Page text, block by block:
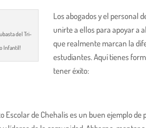
del Tri-
Infantil!
Los abogados y el personal
unirte a ellos para apoyar a
que realmente marcan la
estudiantes. Aquí tienes
tener éxito:
Escolar de Chehalis es un buen ejemplo